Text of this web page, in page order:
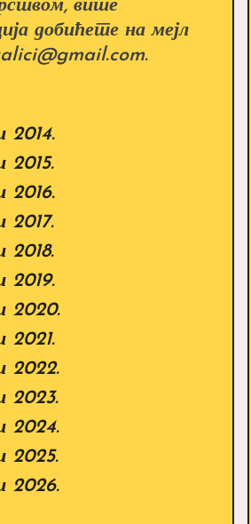
више
добићете на мејл
2014.
2015.
2016.
2017.
2018.
2019.
2020.
2021.
2022.
2023.
2024.
2025.
2026.